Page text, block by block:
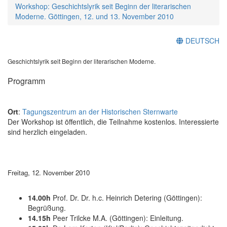
Workshop: Geschichtslyrik seit Beginn der literarischen
Moderne. Göttingen, 12. und 13. November 2010
DEUTSCH
Geschichtslyrik seit Beginn der literarischen Moderne.
Programm
Ort: Tagungszentrum an der Historischen Sternwarte
Der Workshop ist öffentlich, die Teilnahme kostenlos. Interessierte
sind herzlich eingeladen.
Freitag, 12. November 2010
14.00h Prof. Dr. Dr. h.c. Heinrich Detering (Göttingen):
Begrüßung.
14.15h Peer Trilcke M.A. (Göttingen): Einleitung.